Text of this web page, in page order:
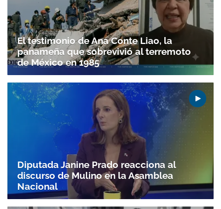
Gracias por suscribirte a nuestro boletín.
ACEPTAR
El testimonio de Ana Conte Liao, la
panameña que sobrevivió al terremoto
de México en 1985
Diputada Janine Prado reacciona al
discurso de Mulino en la Asamblea
Nacional